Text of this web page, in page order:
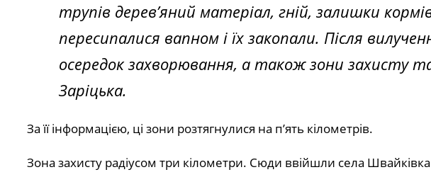
трупів дерев’яний матеріал, гній, залишки
пересипалися вапном і їх закопали. Після
осередок захворювання, а також зони захисту
Заріцька.
За її інформацією, ці зони розтягнулися на п’ять кілометрів.
Зона захисту радіусом три кілометри. Сюди ввійшли села